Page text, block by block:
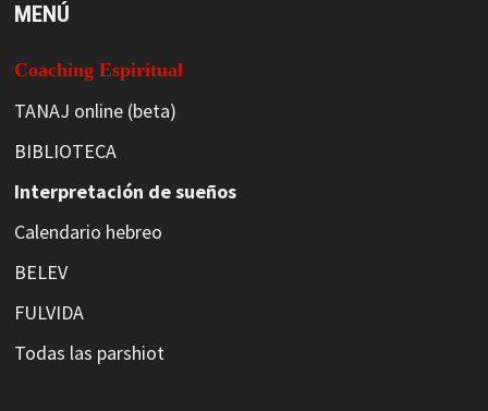
MENÚ
Coaching Espiritual
TANAJ online (beta)
BIBLIOTECA
Interpretación de sueños
Calendario hebreo
BELEV
FULVIDA
Todas las parshiot